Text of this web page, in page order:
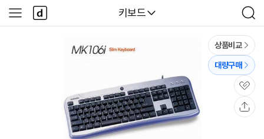
다나와
키보드
검
색
사
이
다
나
와
상품비교
대량구매
관
심